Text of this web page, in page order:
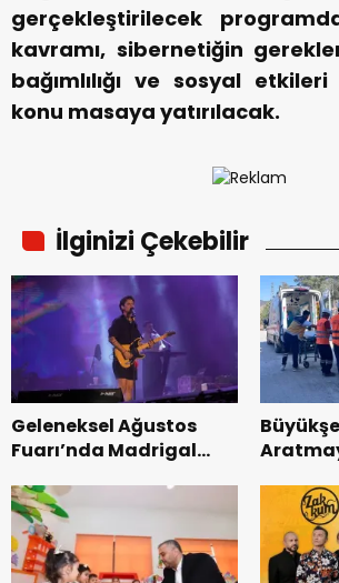
gerçekleştirilecek
kavramı, sibernetiğin
bağımlılığı ve sosyal
konu masaya yatırılacak.
İlginizi Çekebilir
Geleneksel Ağustos
Fuarı’nda Madrigal